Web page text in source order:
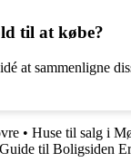
til at købe?
at sammenligne
• Huse til salg i
Guide til Boligsiden